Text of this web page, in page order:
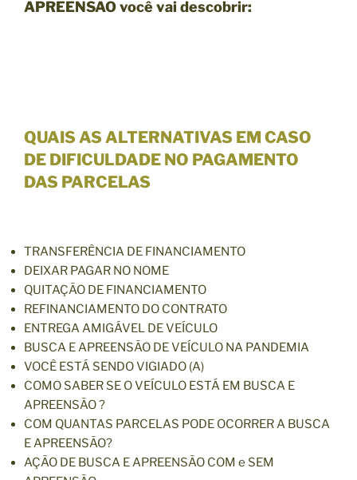
APREENSÃO você vai descobrir:
QUAIS AS ALTERNATIVAS EM CASO
DE DIFICULDADE NO PAGAMENTO
DAS PARCELAS
TRANSFERÊNCIA DE FINANCIAMENTO
DEIXAR PAGAR NO NOME
QUITAÇÃO DE FINANCIAMENTO
REFINANCIAMENTO DO CONTRATO
ENTREGA AMIGÁVEL DE VEÍCULO
BUSCA E APREENSÃO DE VEÍCULO NA PANDEMIA
VOCÊ ESTÁ SENDO VIGIADO (A)
COMO SABER SE O VEÍCULO ESTÁ EM BUSCA E
APREENSÃO ?
COM QUANTAS PARCELAS PODE OCORRER A BUSCA
E APREENSÃO?
AÇÃO DE BUSCA E APREENSÃO COM e SEM